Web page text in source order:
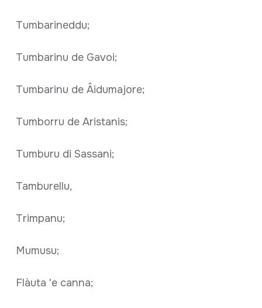
Tumbarineddu;
Tumbarinu de Gavoi;
Tumbarinu de Âidumajore;
Tumborru de Aristanis;
Tumburu di Sassani;
Tamburellu,
Trimpanu;
Mumusu;
Flàuta 'e canna;